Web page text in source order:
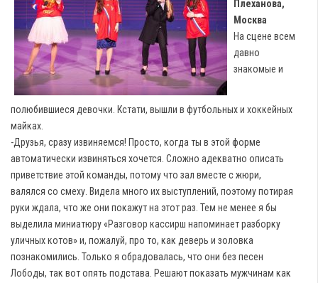
Плеханова,
Москва
На сцене всем
давно
знакомые и
полюбившиеся девочки. Кстати, вышли в футбольных и хоккейных
майках.
-Друзья, сразу извиняемся! Просто, когда ты в этой форме
автоматически извиняться хочется. Сложно адекватно описать
приветствие этой команды, потому что зал вместе с жюри,
валялся со смеху. Видела много их выступлений, поэтому потирая
руки ждала, что же они покажут на этот раз. Тем не менее я бы
выделила миниатюру «Разговор кассирш напоминает разборку
уличных котов» и, пожалуй, про то, как деверь и золовка
познакомились. Только я обрадовалась, что они без песен
Лободы, так вот опять подстава. Решают показать мужчинам как